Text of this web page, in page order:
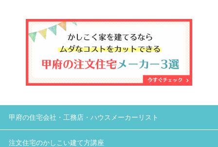
甲府の住宅会社・工務店・ハウスメーカーリスト
注文住宅のかしこい建て方講座